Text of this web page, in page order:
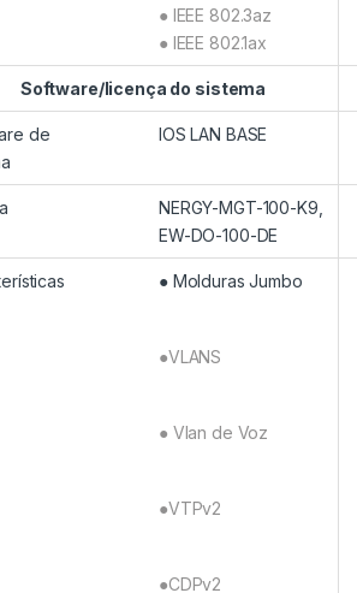
● IEEE 802.3az
● IEEE 802.1ax
Software/licença do sistema
de
IOS LAN BASE
NERGY-MGT-100-K9,
EW-DO-100-DE
● Molduras Jumbo
●VLANS
● Vlan de Voz
●VTPv2
●CDPv2